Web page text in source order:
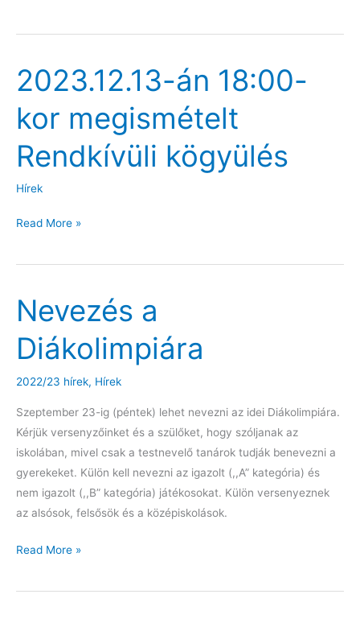
2024.03.26.
út
14.
17:00
óra
2023.12.13-án 18:00-
kor megismételt
Rendkívüli kögyülés
Hírek
2023.12.13-
18:00-
megismételt
Rendkívüli
kögyülés
Read More »
Nevezés a
Diákolimpiára
2022/23 hírek, Hírek
Szeptember 23-ig (péntek) lehet nevezni az idei Diákolimpiára.
Kérjük versenyzőinket és a szülőket, hogy szóljanak az
iskolában, mivel csak a testnevelő tanárok tudják benevezni a
gyerekeket. Külön kell nevezni az igazolt (,,A” kategória) és
nem igazolt (,,B” kategória) játékosokat. Külön versenyeznek
az alsósok, felsősök és a középiskolások.
Nevezés
Diákolimpiára
Read More »